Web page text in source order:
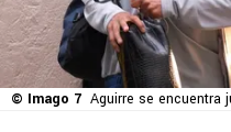
© Imago 7 Aguirre se encuentra